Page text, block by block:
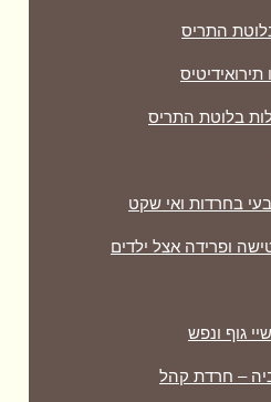
התריס
תירואידיטיס
בלוטת התריס
בחרדות ואי שקט
ופרידה אצל ילדים
גוף ונפש
– חרדת קהל